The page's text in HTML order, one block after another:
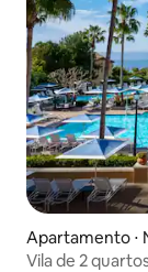
Apartamento ⋅
Vila de 2